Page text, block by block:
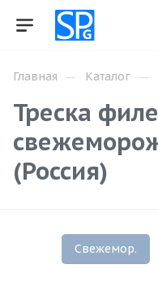
Главная — Каталог —
Треска филе
(Россия)
Свежемор.